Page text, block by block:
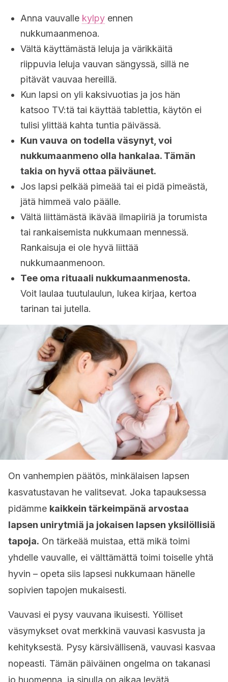
Anna vauvalle kylpy ennen
nukkumaanmenoa.
Vältä käyttämästä leluja ja värikkäitä
riippuvia leluja vauvan sängyssä, sillä ne
pitävät vauvaa hereillä.
Kun lapsi on yli kaksivuotias ja jos hän
katsoo TV:tä tai käyttää tablettia, käytön ei
tulisi ylittää kahta tuntia päivässä.
Kun vauva on todella väsynyt, voi
nukkumaanmeno olla hankalaa. Tämän
takia on hyvä ottaa päiväunet.
Jos lapsi pelkää pimeää tai ei pidä pimeästä,
jätä himmeä valo päälle.
Vältä liittämästä ikävää ilmapiiriä ja torumista
tai rankaisemista nukkumaan mennessä.
Rankaisuja ei ole hyvä liittää
nukkumaanmenoon.
Tee oma rituaali nukkumaanmenosta.
Voit laulaa tuutulaulun, lukea kirjaa, kertoa
tarinan tai jutella.
On vanhempien päätös, minkälaisen lapsen
kasvatustavan he valitsevat. Joka tapauksessa
pidämme kaikkein tärkeimpänä arvostaa
lapsen unirytmiä ja jokaisen lapsen yksilöllisiä
tapoja. On tärkeää muistaa, että mikä toimi
yhdelle vauvalle, ei välttämättä toimi toiselle yhtä
hyvin – opeta siis lapsesi nukkumaan hänelle
sopivien tapojen mukaisesti.
Vauvasi ei pysy vauvana ikuisesti. Yölliset
väsymykset ovat merkkinä vauvasi kasvusta ja
kehityksestä. Pysy kärsivällisenä, vauvasi kasvaa
nopeasti. Tämän päiväinen ongelma on takanasi
jo huomenna ,ja sinulla on aikaa levätä